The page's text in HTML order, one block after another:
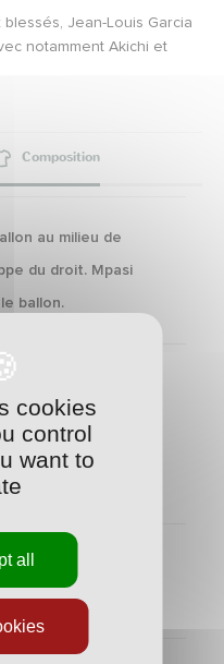
Jean-Louis Garcia
notamment Akichi et
Composition
au milieu de
du droit. Mpasi
ballon.
qui crochète son
dans la surface.
qui détourne le
mètres est boxée
cookies
control
want to
all